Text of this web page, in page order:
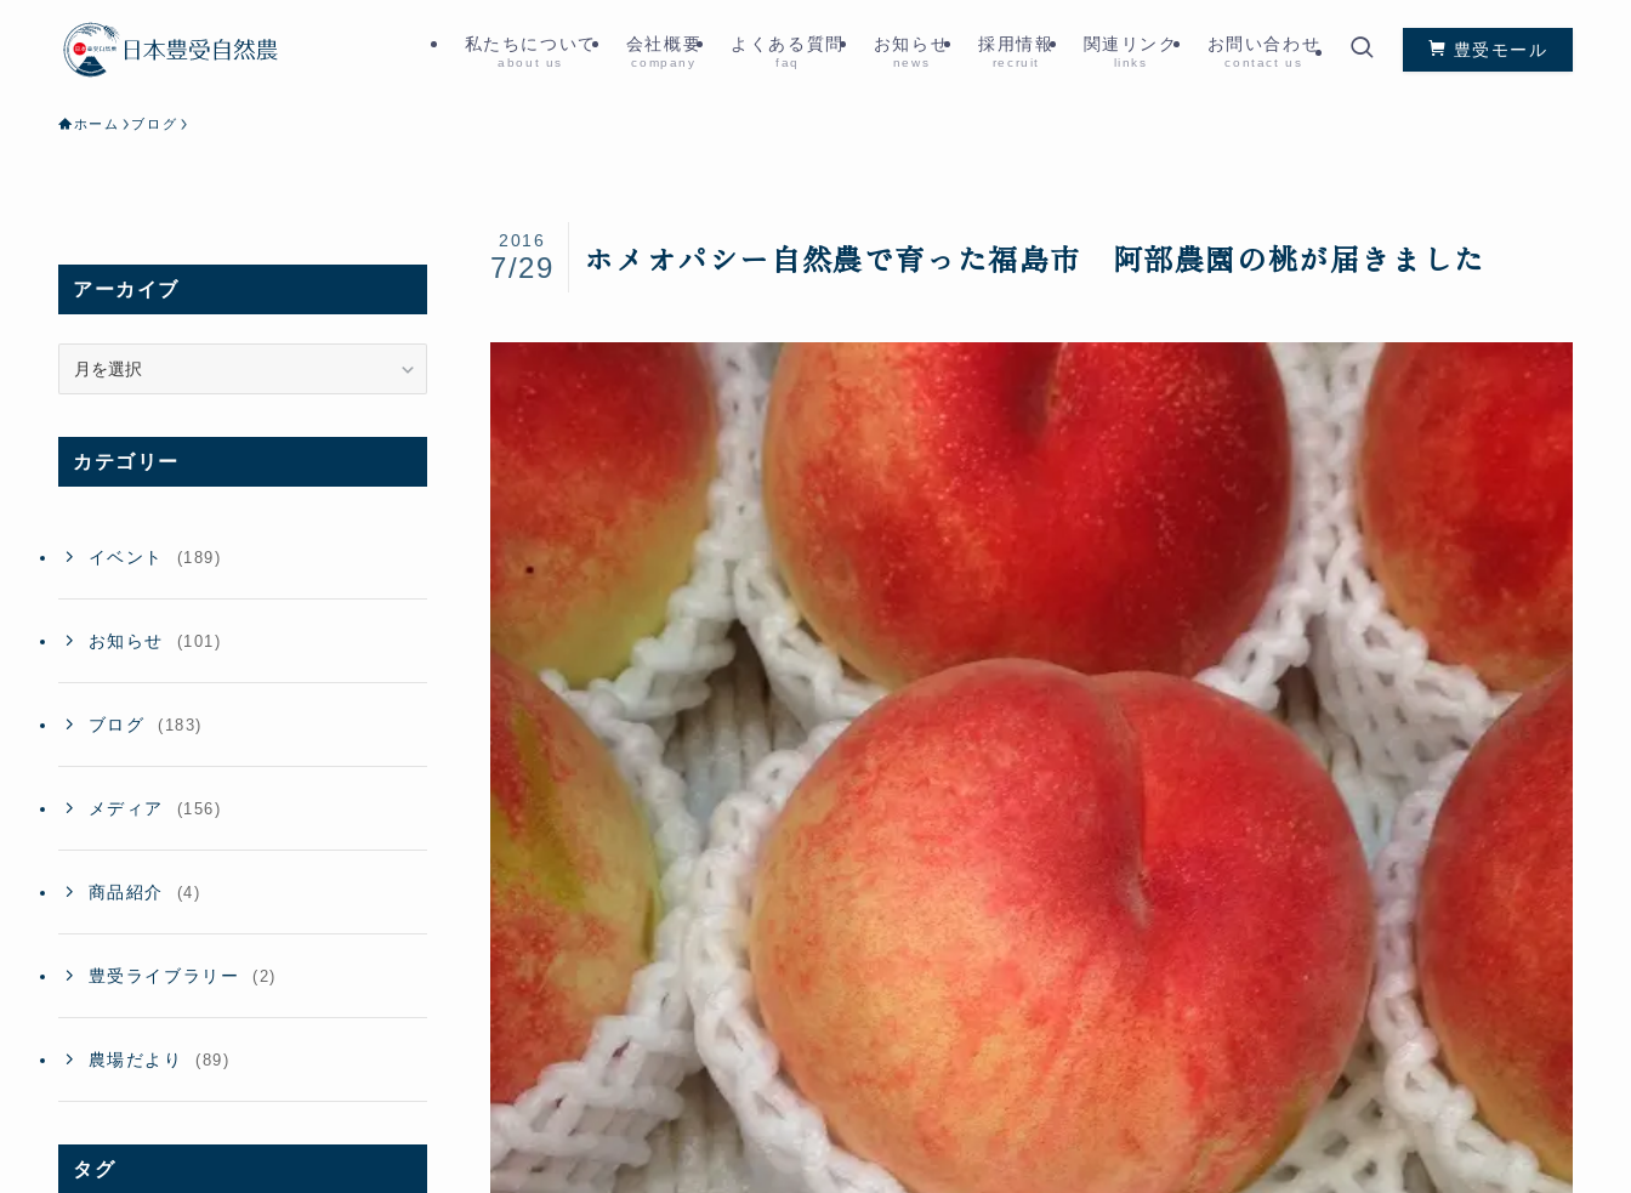
私たちについて
about us
会社概要
company
よくある質問
faq
お知らせ
news
採用情報
recruit
関連リンク
links
お問い合わせ
contact us
豊受モール
ホーム ブログ
ホメオパシー自然農で育った福島市 阿部農園の桃が届きました
2016
7/29
アーカイブ
ー
イ
ブカテゴリー
イベント (189)
お知らせ (101)
ブログ (183)
メディア (156)
商品紹介 (4)
豊受ライブラリー (2)
農場だより (89)
タグ